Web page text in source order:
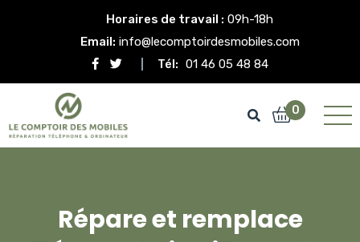
Horaires de travail : 09h-18h
Email: info@lecomptoirdesmobiles.com
Tél: 01 46 05 48 84
0
Répare et remplace